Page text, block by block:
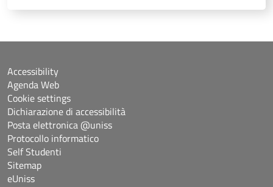
Accessibility
Agenda Web
Cookie settings
Dichiarazione di accessibilità
Posta elettronica @uniss
Protocollo informatico
Self Studenti
Sitemap
eUniss